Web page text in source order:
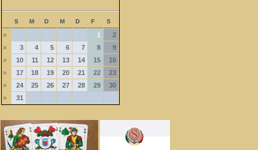
S M D M D F S
» 1
2
»
3 4 5 6 7 8
9
»
10 11 12 13 14 15
16
»
17 18 19 20 21 22
23
»
24 25 26 27 28 29
30
»
31